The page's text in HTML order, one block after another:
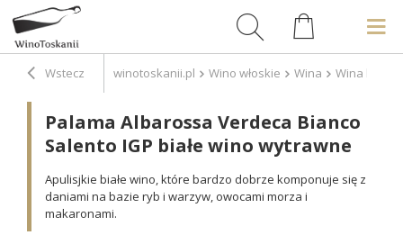
Wstecz winotoskanii.pl Wino włoskie Wina Wina białe
Palama Albarossa Verdeca Bianco
Salento IGP białe wino wytrawne
Apulisjkie białe wino, które bardzo dobrze komponuje się z
daniami na bazie ryb i warzyw, owocami morza i
makaronami.